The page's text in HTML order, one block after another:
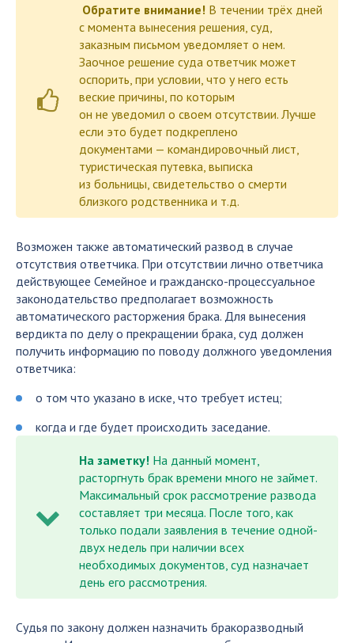
Обратите внимание! В течении трёх дней
с момента вынесения решения, суд,
заказным письмом уведомляет о нем.
Заочное решение суда ответчик может
оспорить, при условии, что у него есть
веские причины, по которым
он не уведомил о своем отсутствии. Лучше
если это будет подкреплено
документами — командировочный лист,
туристическая путевка, выписка
из больницы, свидетельство о смерти
близкого родственника и т.д.
Возможен также автоматический развод в случае
отсутствия ответчика. При отсутствии лично ответчика
действующее Семейное и гражданско-процессуальное
законодательство предполагает возможность
автоматического расторжения брака. Для вынесения
вердикта по делу о прекращении брака, суд должен
получить информацию по поводу должного уведомления
ответчика:
о том что указано в иске, что требует истец;
когда и где будет происходить заседание.
На заметку! На данный момент,
расторгнуть брак времени много не займет.
Максимальный срок рассмотрение развода
составляет три месяца. После того, как
только подали заявления в течение одной-
двух недель при наличии всех
необходимых документов, суд назначает
день его рассмотрения.
Судья по закону должен назначить бракоразводный